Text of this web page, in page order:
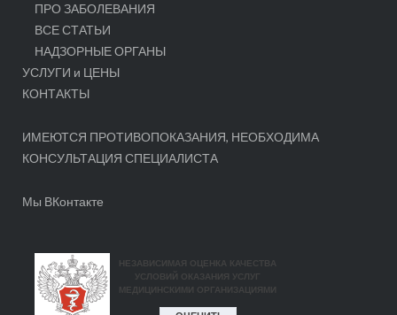
ПРО ЗАБОЛЕВАНИЯ
ВСЕ СТАТЬИ
НАДЗОРНЫЕ ОРГАНЫ
УСЛУГИ и ЦЕНЫ
КОНТАКТЫ
ИМЕЮТСЯ ПРОТИВОПОКАЗАНИЯ, НЕОБХОДИМА
КОНСУЛЬТАЦИЯ СПЕЦИАЛИСТА
Мы ВКонтакте